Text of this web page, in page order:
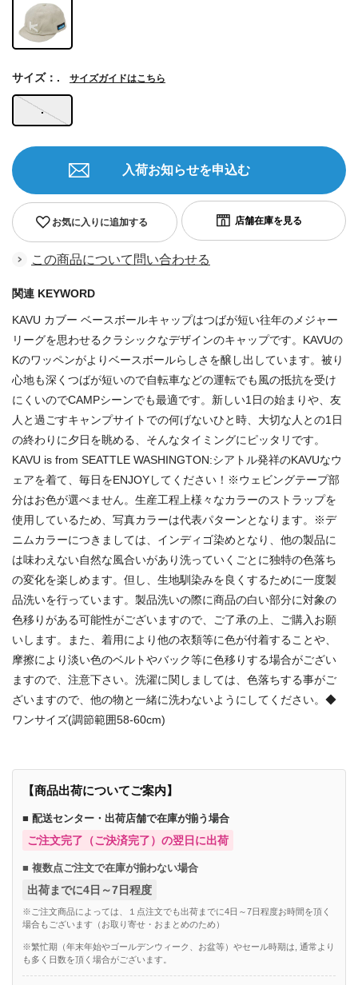
.
サイズ：. サイズガイドはこちら
お気に入りに追加する
入荷お知らせを申込む
この商品について問い合わせる
関連 KEYWORD
KAVU カブー ベースボールキャップはつばが短い往年のメジャー
リーグを思わせるクラシックなデザインのキャップです。KAVUの
Kのワッペンがよりベースボールらしさを醸し出しています。被り
心地も深くつばが短いので自転車などの運転でも風の抵抗を受け
にくいのでCAMPシーンでも最適です。新しい1日の始まりや、友
人と過ごすキャンプサイトでの何げないひと時、大切な人との1日
の終わりに夕日を眺める、そんなタイミングにピッタリです。
KAVU is from SEATTLE WASHINGTON:シアトル発祥のKAVUなウ
ェアを着て、毎日をENJOYしてください！※ウェビングテープ部
分はお色が選べません。生産工程上様々なカラーのストラップを
使用しているため、写真カラーは代表パターンとなります。※デ
ニムカラーにつきましては、インディゴ染めとなり、他の製品に
は味わえない自然な風合いがあり洗っていくごとに独特の色落ち
の変化を楽しめます。但し、生地馴染みを良くするために一度製
品洗いを行っています。製品洗いの際に商品の白い部分に対象の
色移りがある可能性がございますので、ご了承の上、ご購入お願
いします。また、着用により他の衣類等に色が付着することや、
摩擦により淡い色のベルトやバック等に色移りする場合がござい
ますので、注意下さい。洗濯に関しましては、色落ちする事がご
ざいますので、他の物と一緒に洗わないようにしてください。◆
ワンサイズ(調節範囲58-60cm)
【商品出荷についてご案内】
■ 配送センター・出荷店舗で在庫が揃う場合
ご注文完了（ご決済完了）の翌日に出荷
■ 複数点ご注文で在庫が揃わない場合
出荷までに4日～7日程度
※ご注文商品によっては、１点注文でも出荷までに4日～7日程度お時間を頂く
場合もございます（お取り寄せ・おまとめのため）
※繁忙期（年末年始やゴールデンウィーク、お盆等）やセール時期は, 通常より
も多く日数を頂く場合がございます。